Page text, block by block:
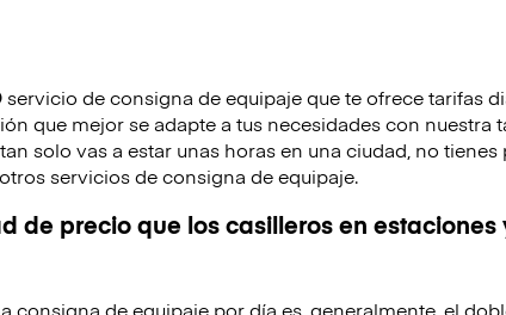
servicio de consigna de equipaje que te ofrece tarifas
que mejor se adapte a tus necesidades con nuestra
solo vas a estar unas horas en una ciudad, no
servicios de consigna de equipaje.
de precio que los casilleros en
consigna de equipaje por día es, generalmente, el